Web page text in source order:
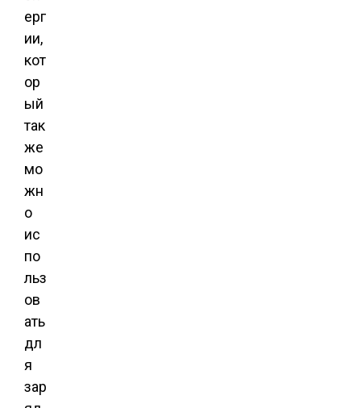
ерг
ии,
кот
ор
ый
так
же
мо
жн
о
ис
по
льз
ов
ать
дл
я
зар